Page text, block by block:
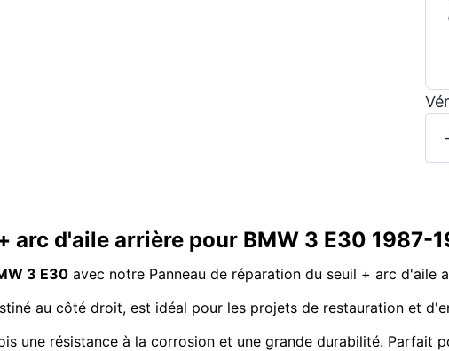
arc d'aile arrière pour BMW 3 E30 1987-
3 E30 avec notre Panneau de réparation du seuil + arc
au côté droit, est idéal pour les projets de restauration et
une résistance à la corrosion et une grande durabilité. Parfait